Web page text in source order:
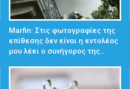
Marfin: Στις φωτογραφίες της
επίθεσης δεν είναι η εντολέας
μου λέει ο συνήγορος της…